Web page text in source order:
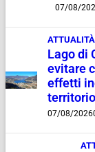
07/08/
ATTUALITÀ
Lago di
evitare
effetti
07/08/2026